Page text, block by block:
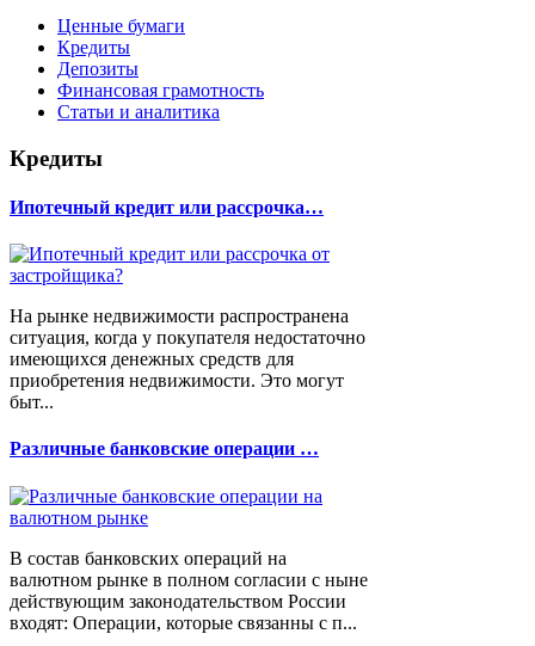
Ценные бумаги
Кредиты
Депозиты
Финансовая грамотность
Статьи и аналитика
Кредиты
Ипотечный кредит или рассрочка…
На рынке недвижимости распространена
ситуация, когда у покупателя недостаточно
имеющихся денежных средств для
приобретения недвижимости. Это могут
быт...
Различные банковские операции …
В состав банковских операций на
валютном рынке в полном согласии с ныне
действующим законодательством России
входят: Операции, которые связанны с п...